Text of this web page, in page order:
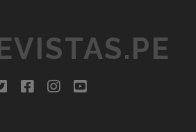
twitterfacebookinstagram
youtube